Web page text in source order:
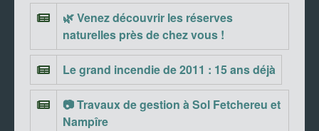
🌿 Venez découvrir les réserves
naturelles près de chez vous !
Le grand incendie de 2011 : 15 ans déjà
📷 Travaux de gestion à Sol Fetchereu et
Nampîre